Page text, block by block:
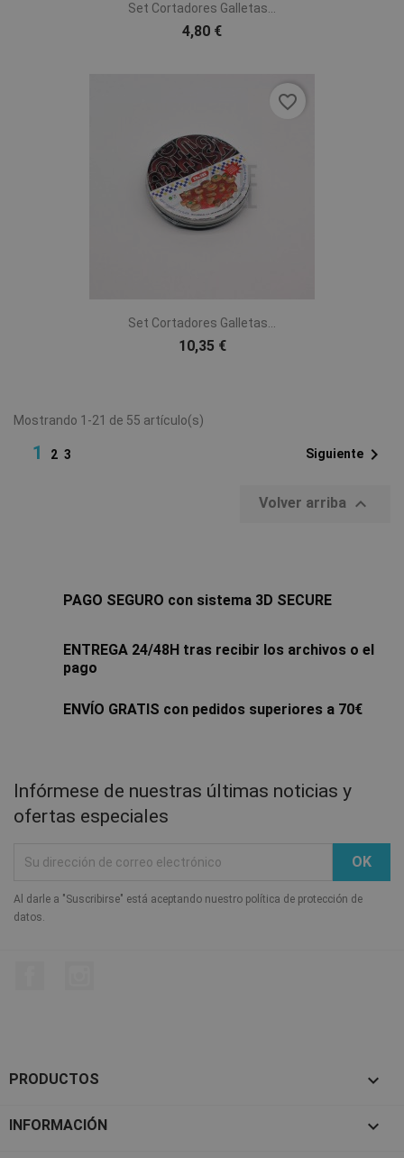
Set Cortadores Galletas...
4,80 €
Set Cortadores Galletas...
10,35 €
favorite_border
Mostrando 1-21 de 55 artículo(s)
1 2 3 Siguiente 
Volver arriba 
PAGO SEGURO con sistema 3D SECURE
ENTREGA 24/48H tras recibir los archivos o el
pago
ENVÍO GRATIS con pedidos superiores a 70€
Infórmese de nuestras últimas noticias y
ofertas especiales
Al darle a "Suscribirse" está aceptando nuestro política de protección de
datos.
PRODUCTOS 
INFORMACIÓN 